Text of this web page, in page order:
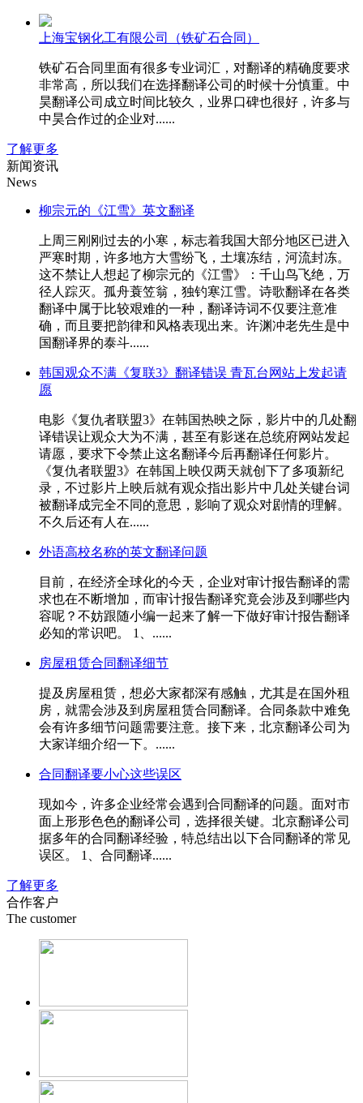
上海宝钢化工有限公司（铁矿石合同）
铁矿石合同里面有很多专业词汇，对翻译的精确度要求
非常高，所以我们在选择翻译公司的时候十分慎重。中
昊翻译公司成立时间比较久，业界口碑也很好，许多与
中昊合作过的企业对......
了解更多
新闻资讯
News
柳宗元的《江雪》英文翻译
上周三刚刚过去的小寒，标志着我国大部分地区已进入
严寒时期，许多地方大雪纷飞，土壤冻结，河流封冻。
这不禁让人想起了柳宗元的《江雪》：千山鸟飞绝，万
径人踪灭。孤舟蓑笠翁，独钓寒江雪。诗歌翻译在各类
翻译中属于比较艰难的一种，翻译诗词不仅要注意准
确，而且要把韵律和风格表现出来。许渊冲老先生是中
国翻译界的泰斗......
韩国观众不满《复联3》翻译错误 青瓦台网站上发起请
愿
电影《复仇者联盟3》在韩国热映之际，影片中的几处翻
译错误让观众大为不满，甚至有影迷在总统府网站发起
请愿，要求下令禁止这名翻译今后再翻译任何影片。
《复仇者联盟3》在韩国上映仅两天就创下了多项新纪
录，不过影片上映后就有观众指出影片中几处关键台词
被翻译成完全不同的意思，影响了观众对剧情的理解。
不久后还有人在......
外语高校名称的英文翻译问题
目前，在经济全球化的今天，企业对审计报告翻译的需
求也在不断增加，而审计报告翻译究竟会涉及到哪些内
容呢？不妨跟随小编一起来了解一下做好审计报告翻译
必知的常识吧。 1、......
房屋租赁合同翻译细节
提及房屋租赁，想必大家都深有感触，尤其是在国外租
房，就需会涉及到房屋租赁合同翻译。合同条款中难免
会有许多细节问题需要注意。接下来，北京翻译公司为
大家详细介绍一下。......
合同翻译要小心这些误区
现如今，许多企业经常会遇到合同翻译的问题。面对市
面上形形色色的翻译公司，选择很关键。北京翻译公司
据多年的合同翻译经验，特总结出以下合同翻译的常见
误区。 1、合同翻译......
了解更多
合作客户
The customer